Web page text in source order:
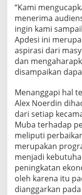
“Kami
menerima
ingin kami
Apdesi ini
aspirasi dari
dan
disampaikan
Menanggapi hal
Alex Noerdin
dari setiap
Muba terhadap
meliputi
merupakan
menjadi
peningkatan
oleh karena itu
dianggarkan